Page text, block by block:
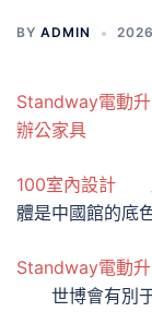
BY ADMIN
Standway電動
辦公家具
100室內設計
體是中國館的底
Standway電動
世博會有別于